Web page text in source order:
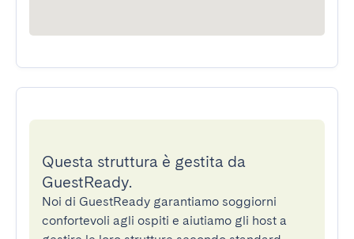
Questa struttura è gestita da
GuestReady.
Noi di GuestReady garantiamo soggiorni
confortevoli agli ospiti e aiutiamo gli host a